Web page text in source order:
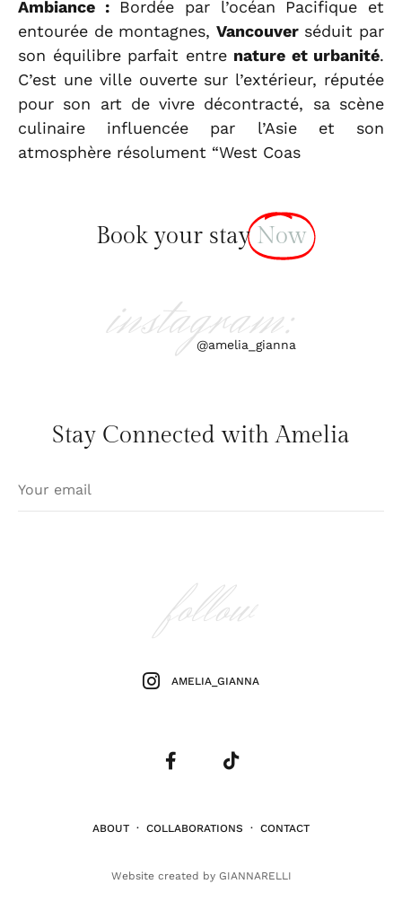
Ambiance :Bordée par l’océan Pacifique et
entourée de montagnes, Vancouverséduit par
son équilibre parfait entre nature et urbanité.
C’est une ville ouverte sur l’extérieur, réputée
pour son art de vivre décontracté, sa scène
culinaire influencée par l’Asie et son
atmosphère résolument “West Coas
Book your stay Now
instagram:
@amelia_gianna
Stay Connected with Amelia
ABOUT · COLLABORATIONS · CONTACT
follow
AMELIA_GIANNA
Website created by GIANNARELLI